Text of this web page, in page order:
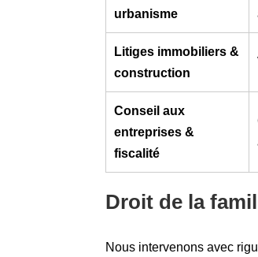
urbanisme
Litiges immobiliers &
construction
Conseil aux
entreprises &
fiscalité
Droit de la
Nous intervenons avec